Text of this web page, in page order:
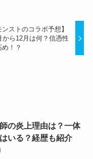
ンストのコラボ予想】
から12月は何？信憑性
め！？
の炎上理由は？一体
いる？経歴も紹介